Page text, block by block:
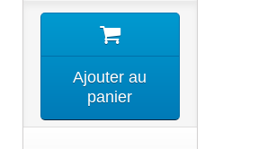
Ajouter au
panier